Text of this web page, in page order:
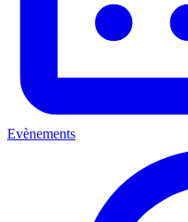
Evènements